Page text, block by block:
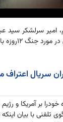
امیر سرلشکر
و دوجانبه، رایزنى و گفت‌وگو کرد.
سریال
بر آمریکا و
با بیان